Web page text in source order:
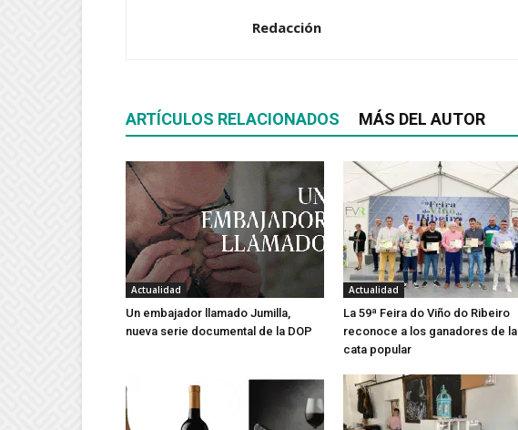
Redacción
ARTÍCULOS RELACIONADOS MÁS DEL AUTOR
Actualidad
Un embajador llamado Jumilla,
nueva serie documental de la DOP
Actualidad
La 59ª Feira do Viño do Ribeiro
reconoce a los ganadores de la
cata popular